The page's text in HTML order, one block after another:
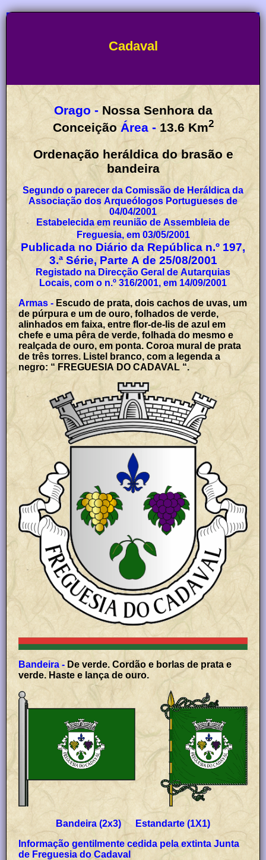
Cadaval
Orago - Nossa Senhora da
Conceição Área - 13.6 Km2
Ordenação heráldica do brasão e
bandeira
Segundo o parecer da Comissão de Heráldica da
Associação dos Arqueólogos Portugueses de
04/04/2001
Estabelecida em reunião de Assembleia de
Freguesia, em 03/05/2001
Publicada no Diário da República n.º 197,
3.ª Série, Parte A de 25/08/2001
Registado na Direcção Geral de Autarquias
Locais, com o n.º 316/2001, em 14/09/2001
Armas - Escudo de prata, dois cachos de uvas, um
de púrpura e um de ouro, folhados de verde,
alinhados em faixa, entre flor-de-lis de azul em
chefe e uma pêra de verde, folhada do mesmo e
realçada de ouro, em ponta. Coroa mural de prata
de três torres. Listel branco, com a legenda a
negro: “ FREGUESIA DO CADAVAL “.
Bandeira - De verde. Cordão e borlas de prata e
verde. Haste e lança de ouro.
Bandeira (2x3) Estandarte (1X1)
Informação gentilmente cedida pela extinta Junta
de Freguesia do Cadaval